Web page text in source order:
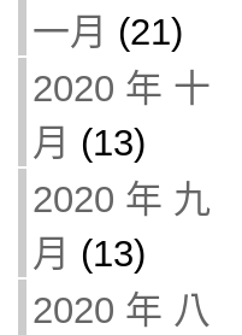
一月 (21)
2020 年 十
月 (13)
2020 年 九
月 (13)
2020 年 八